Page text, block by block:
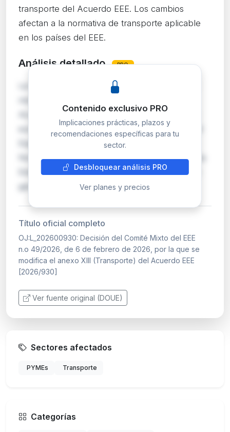
transporte del Acuerdo EEE. Los cambios
afectan a la normativa de transporte aplicable
en los países del EEE.
Análisis detallado PRO
La Decisión 49/2026 del Comité Mixto del EEE
Acuerdo EEE, incorporando nueva normativa
europea en materia de transporte al ámbito del
Espacio Económico Europeo, que incluye
Noruega, Islandia y Liechtenstein además de los
Estados miembros de la UE. Esta actualización
garantiza…
Contenido exclusivo PRO
Implicaciones prácticas, plazos y
recomendaciones específicas para tu
sector.
Desbloquear análisis PRO
Ver planes y precios
Título oficial completo
OJ:L_202600930: Decisión del Comité Mixto del EEE
n.o 49/2026, de 6 de febrero de 2026, por la que se
modifica el anexo XIII (Transporte) del Acuerdo EEE
[2026/930]
Ver fuente original (DOUE)
Sectores afectados
PYMEs Transporte
Categorías